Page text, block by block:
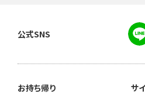
公式SNS
お持ち帰り
サ